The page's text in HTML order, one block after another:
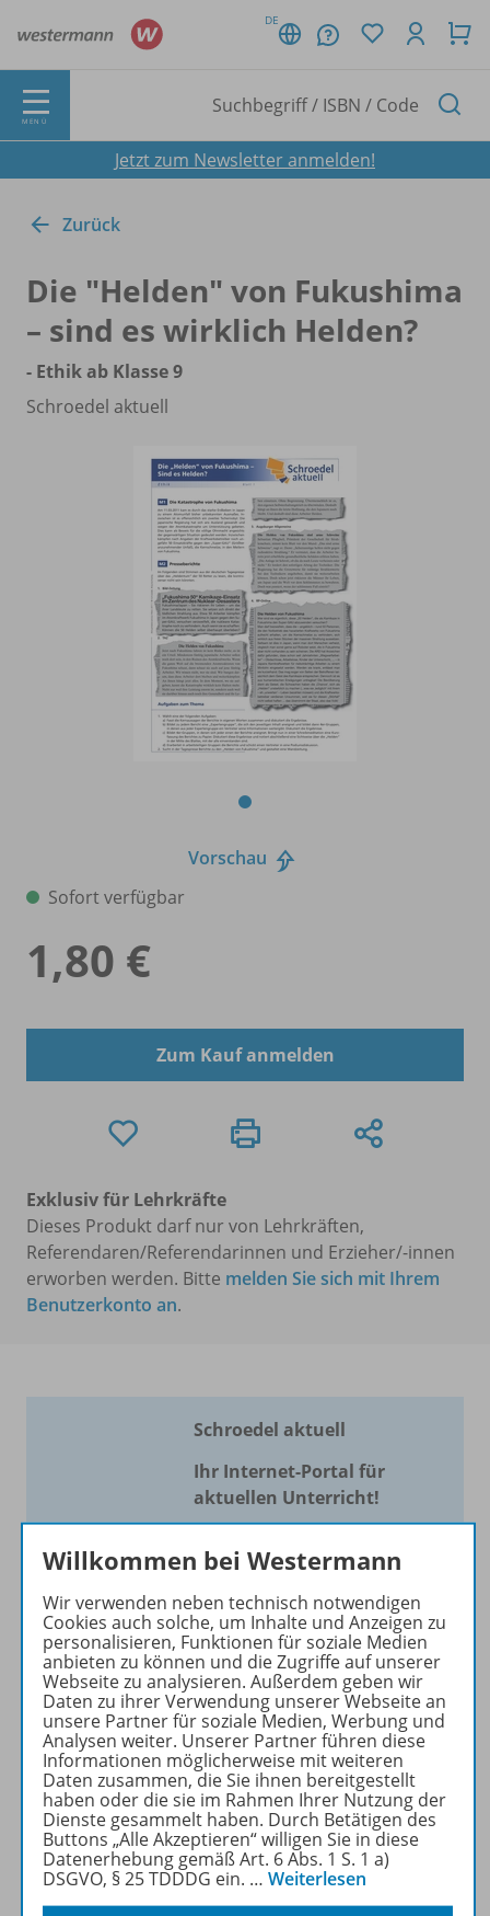
DE
MENÜ
Jetzt zum Newsletter anmelden!
Zurück
Die "Helden" von Fukushima
– sind es wirklich Helden?
- Ethik ab Klasse 9
Schroedel aktuell
Vorschau
Sofort verfügbar
1,80 €
Zum Kauf anmelden
Exklusiv für Lehrkräfte
Dieses Produkt darf nur von Lehrkräften,
Referendaren/Referendarinnen und Erzieher/-innen
erworben werden. Bitte melden Sie sich mit Ihrem
Benutzerkonto an.
Schroedel aktuell
Ihr Internet-Portal für
aktuellen Unterricht!
wir Ihnen einen Service, um
Ihren Unterricht aktuell und
einfach zu gestalten. Jede
Woche drei bis vier
Neuerscheinungen mit
großem Online Archiv.
Mehr erfahren
Informationen
Willkommen bei Westermann
Wir verwenden neben technisch notwendigen
Cookies auch solche, um Inhalte und Anzeigen zu
personalisieren, Funktionen für soziale Medien
anbieten zu können und die Zugriffe auf unserer
Webseite zu analysieren. Außerdem geben wir
Daten zu ihrer Verwendung unserer Webseite an
unsere Partner für soziale Medien, Werbung und
Analysen weiter. Unserer Partner führen diese
Informationen möglicherweise mit weiteren
Daten zusammen, die Sie ihnen bereitgestellt
haben oder die sie im Rahmen Ihrer Nutzung der
Dienste gesammelt haben. Durch Betätigen des
Buttons „Alle Akzeptieren“ willigen Sie in diese
Datenerhebung gemäß Art. 6 Abs. 1 S. 1 a)
DSGVO, § 25 TDDDG ein. … Weiterlesen